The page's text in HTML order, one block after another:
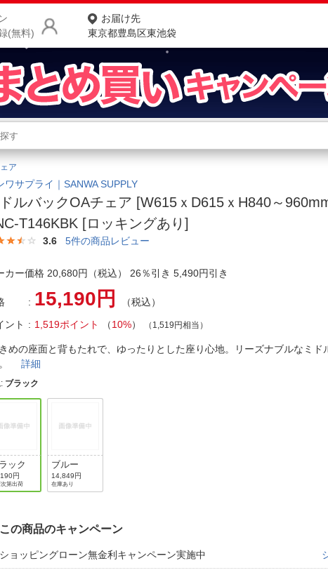
(無料)
お届け先
東京都豊島区東池袋
商品をさがす
ランキングからさがす
カテゴリ一覧からさがす
ご利用ガイド
よくある質問・お問合せ
ご利用規約
ア
ワサプライ｜SANWA SUPPLY
ルバックOAチェア [W615ｘD615ｘH840～
T146KBK [ロッキングあり]
3.6 5件の商品レビュー
カー価格 20,680円（税込） 26％引き 5,490円引き
15,190円
（税込）
ント
1,519ポイント （10%） （1,519円相当）
めの座面と背もたれで、ゆったりとした座り心地。リーズナブルなミド
。詳細
: ブラック
ック
円
次第出荷
ブルー
14,849円
在庫あり
この商品のキャンペーン
ショッピングローン無金利キャンペーン実施中